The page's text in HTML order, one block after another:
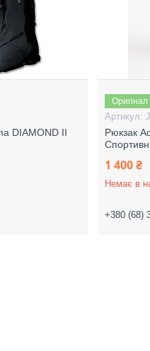
DIAMOND II
Оригінал
Рюкзак
1 400 ₴
Немає в
+380 (68)